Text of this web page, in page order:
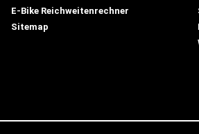
E-Bike Reichweitenrechner
Sitemap